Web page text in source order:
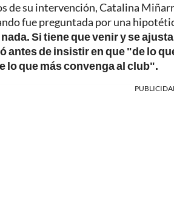
de su intervención, Catalina
fue preguntada por una
Si tiene que venir y se
antes de insistir en que "de lo
lo que más convenga al club".